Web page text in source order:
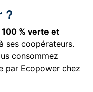
?
100 % verte et
ses coopérateurs.
consommez
par Ecopower chez